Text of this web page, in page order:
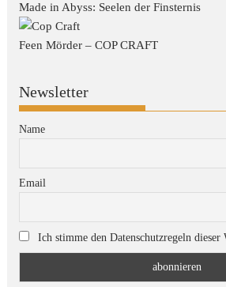
Made in Abyss: Seelen der Finsternis
Feen Mörder – COP CRAFT
Newsletter
Name
Email
Ich stimme den Datenschutzregeln dieser